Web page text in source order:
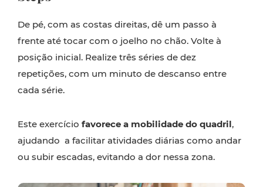
De pé, com as costas direitas, dê um passo à
frente até tocar com o joelho no chão. Volte à
posição inicial. Realize três séries de dez
repetições, com um minuto de descanso entre
cada série.
Este exercício favorece a mobilidade do quadril,
ajudando a facilitar atividades diárias como andar
ou subir escadas, evitando a dor nessa zona.